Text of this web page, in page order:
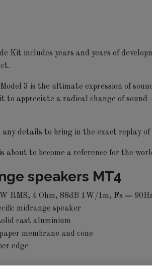
Kit includes years and years of
3 is the ultimate expression of
to appreciate a radical change of
any details to bring in the exact replay of
about to become a reference for the
speakers MT4
RMS, 4 Ohm, 88dB 1W/1m, Fs =
midrange speaker
cast aluminium
membrane and cone
edge